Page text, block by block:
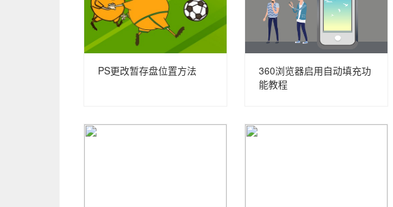
PS更改暂存盘位置方法
360浏览器启用自动填充功
能教程